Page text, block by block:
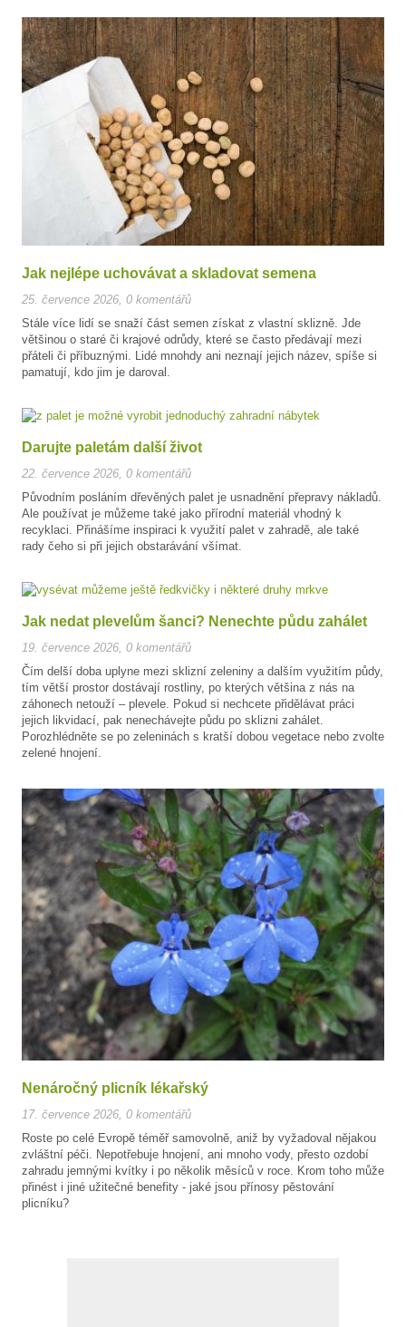
Jak nejlépe uchovávat a skladovat semena
25. července 2026 0 komentářů
Stále více lidí se snaží část semen získat z vlastní sklizně. Jde
většinou o staré či krajové odrůdy, které se často předávají mezi
přáteli či příbuznými. Lidé mnohdy ani neznají jejich název, spíše si
pamatují, kdo jim je daroval.
Darujte paletám další život
22. července 2026 0 komentářů
Původním posláním dřevěných palet je usnadnění přepravy nákladů.
Ale používat je můžeme také jako přírodní materiál vhodný k
recyklaci. Přinášíme inspiraci k využití palet v zahradě, ale také
rady čeho si při jejich obstarávání všímat.
Jak nedat plevelům šanci? Nenechte půdu zahálet
19. července 2026 0 komentářů
Čím delší doba uplyne mezi sklizní zeleniny a dalším využitím půdy,
tím větší prostor dostávají rostliny, po kterých většina z nás na
záhonech netouží – plevele. Pokud si nechcete přidělávat práci
jejich likvidací, pak nenechávejte půdu po sklizni zahálet.
Porozhlédněte se po zeleninách s kratší dobou vegetace nebo zvolte
zelené hnojení.
Nenáročný plicník lékařský
17. července 2026 0 komentářů
Roste po celé Evropě téměř samovolně, aniž by vyžadoval nějakou
zvláštní péči. Nepotřebuje hnojení, ani mnoho vody, přesto ozdobí
zahradu jemnými kvítky i po několik měsíců v roce. Krom toho může
přinést i jiné užitečné benefity - jaké jsou přínosy pěstování
plicníku?